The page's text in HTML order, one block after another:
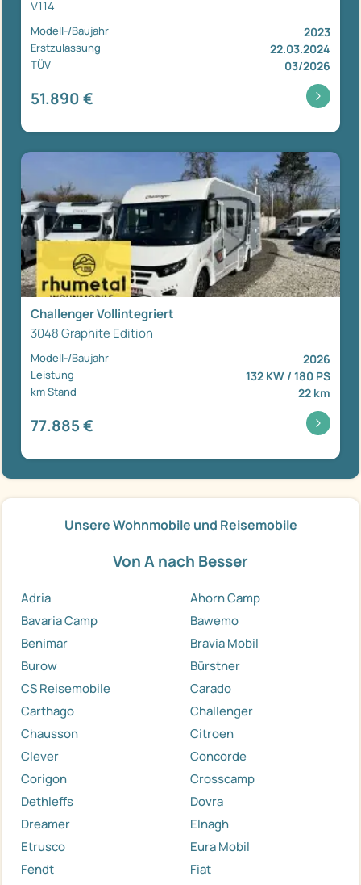
V114
Modell-/Baujahr 2023
Erstzulassung 22.03.2024
TÜV 03/2026
51.890 €
Challenger Vollintegriert
3048 Graphite Edition
Modell-/Baujahr 2026
Leistung 132 KW / 180 PS
km Stand 22 km
77.885 €
Unsere Wohnmobile und Reisemobile
Von A nach Besser
Adria
Ahorn Camp
Bavaria Camp
Bawemo
Benimar
Bravia Mobil
Burow
Bürstner
CS Reisemobile
Carado
Carthago
Challenger
Chausson
Citroen
Clever
Concorde
Corigon
Crosscamp
Dethleffs
Dovra
Dreamer
Elnagh
Etrusco
Eura Mobil
Fendt
Fiat